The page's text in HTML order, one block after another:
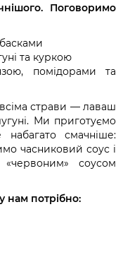
Поговоримо
та куркою
помідорами та
страви — лаваш
Ми приготуємо
смачніше:
часниковий соус і
соусом
нам потрібно: